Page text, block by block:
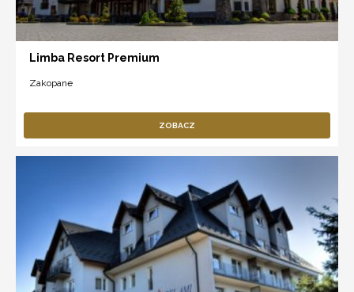
Limba Resort Premium
Zakopane
ZOBACZ